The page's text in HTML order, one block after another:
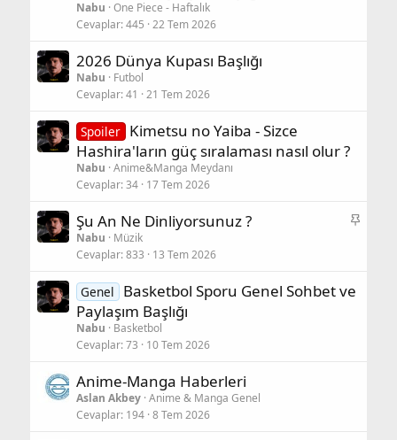
Nabu One Piece - Haftalık
Cevaplar 445 22 Tem 2026
2026 Dünya Kupası Başlığı
Nabu
Futbol
Cevaplar 41 21 Tem 2026
Spoiler Kimetsu no Yaiba - Sizce
Hashira'ların güç sıralaması nasıl olur ?
Nabu Anime&Manga Meydanı
Cevaplar 34 17 Tem 2026
S
Şu An Ne Dinliyorsunuz ?
Nabu
Müzik
Cevaplar 833 13 Tem 2026
Genel
Basketbol Sporu Genel Sohbet ve
Paylaşım Başlığı
Nabu
Basketbol
Cevaplar 73 10 Tem 2026
Anime-Manga Haberleri
Aslan Akbey Anime & Manga Genel
Cevaplar 194 8 Tem 2026